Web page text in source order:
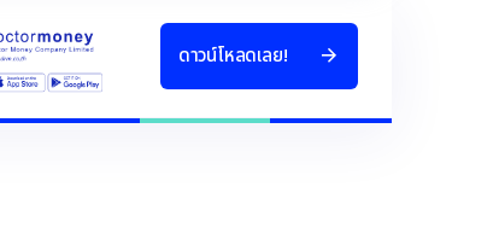
ดาวนโหลดเลย!